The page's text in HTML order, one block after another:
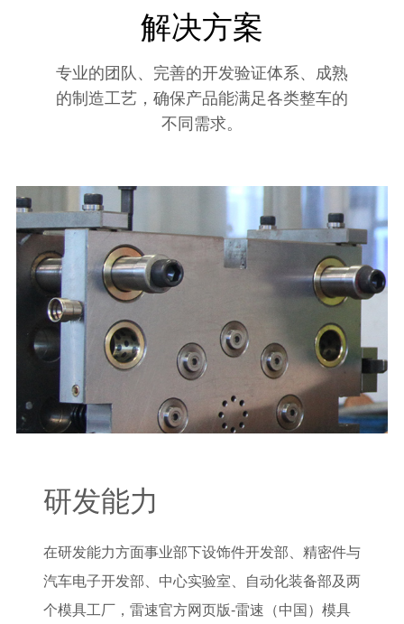
解决方案
专业的团队、完善的开发验证体系、成熟
的制造工艺，确保产品能满足各类整车的
不同需求。
研发能力
在研发能力方面事业部下设饰件开发部、精密件与
汽车电子开发部、中心实验室、自动化装备部及两
个模具工厂，雷速官方网页版-雷速（中国）模具